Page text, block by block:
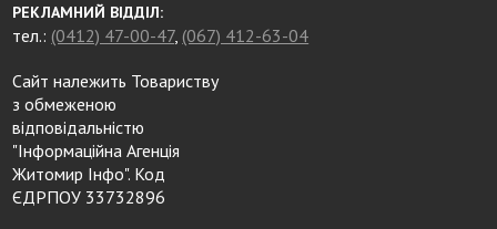
РЕКЛАМНИЙ ВІДДІЛ:
тел.: (0412) 47-00-47, (067) 412-63-04
Сайт належить Товариству
з обмеженою
відповідальністю
"Інформаційна Агенція
Житомир Інфо". Код
ЄДРПОУ 33732896